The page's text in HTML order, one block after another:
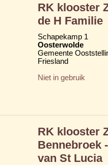
RK klooster
de H Familie
Schapekamp 1
Oosterwolde
Gemeente
Friesland
Niet in gebruik
RK klooster
Bennebroek
van St Lucia